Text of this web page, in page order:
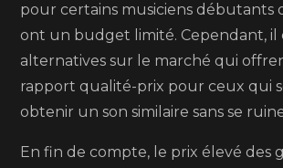
pour certains musiciens débutants
ont un budget limité. Cependant, il
alternatives sur le marché qui
rapport qualité-prix pour ceux qui
obtenir un son similaire sans se
En fin de compte, le prix élevé des